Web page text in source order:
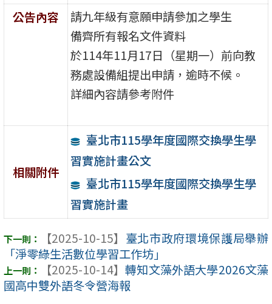
公告內容
請九年級有意願申請參加之學生
備齊所有報名文件資料
於114年11月17日（星期一）前向教
務處設備組提出申請，逾時不候。
詳細內容請參考附件
相關附件
臺北市115學年度國際交換學生學
習實施計畫公文
臺北市115學年度國際交換學生學
習實施計畫
【2025-10-15】 臺北市政府環境保護局舉辦
「淨零綠生活數位學習工作坊」
【2025-10-14】 轉知文藻外語大學2026文藻
國高中雙外語冬令營海報